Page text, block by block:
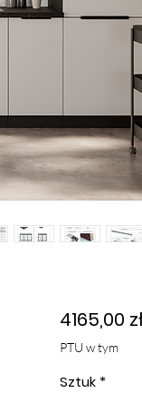
4165,00
PTU w tym
Sztuk *